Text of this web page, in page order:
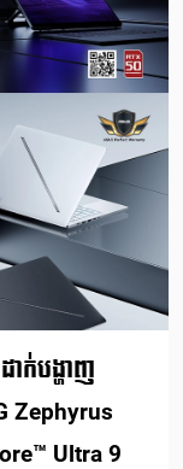
ាក់បង្ហាញ
Zephyrus
Ultra 9